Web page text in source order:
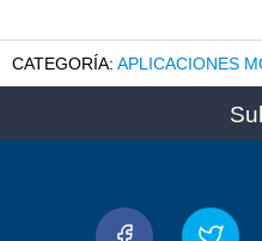
APLICACIONES